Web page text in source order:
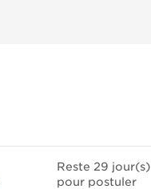
Reste 29 jour(s)
pour postuler